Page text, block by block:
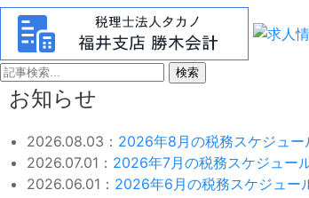
検索
お知らせ
2026.08.03： 2026年8月の税務スケジュー
2026.07.01： 2026年7月の税務スケジュー
2026.06.01： 2026年6月の税務スケジュー